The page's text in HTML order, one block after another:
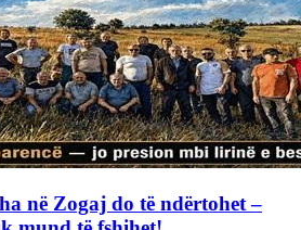
në Zogaj do të ndërtohet –